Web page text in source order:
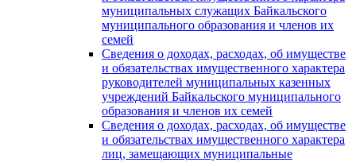
муниципальных служащих Байкальского
муниципального образования и членов их
семей
Сведения о доходах, расходах, об имуществе
и обязательствах имущественного характера
руководителей муниципальных казенных
учреждений Байкальского муниципального
образования и членов их семей
Сведения о доходах, расходах, об имуществе
и обязательствах имущественного характера
лиц, замещающих муниципальные